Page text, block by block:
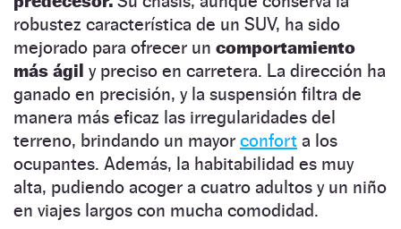
robustez característica de un SUV, ha sido
mejorado para ofrecer un comportamiento
más ágil y preciso en carretera. La dirección ha
ganado en precisión, y la suspensión filtra de
manera más eficaz las irregularidades del
terreno, brindando un mayor confort a los
ocupantes. Además, la habitabilidad es muy
alta, pudiendo acoger a cuatro adultos y un niño
en viajes largos con mucha comodidad.